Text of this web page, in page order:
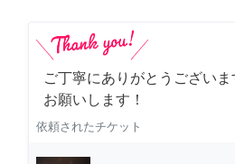
ご丁寧にありがとうございま
お願いします！
依頼されたチケット